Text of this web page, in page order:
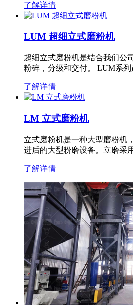
了解详情
LUM 超细立式磨粉机
超细立式磨粉机是结合我们公
粉碎，分级和交付。 LUM系
了解详情
LM 立式磨粉机
立式磨粉机是一种大型磨粉机
进后的大型粉磨设备。立磨采
了解详情